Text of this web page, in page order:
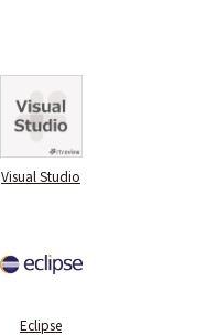
Visual Studio
Eclipse